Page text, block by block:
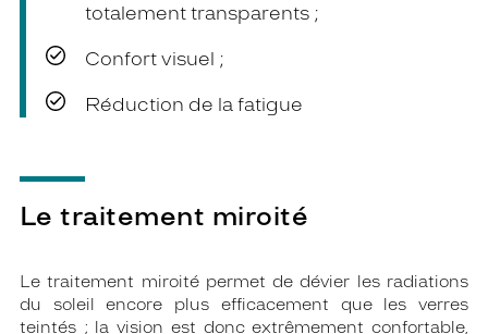
totalement transparents ;
Confort visuel ;
Réduction de la fatigue
Le traitement miroité
Le traitement miroité permet de dévier les radiations
du soleil encore plus efficacement que les verres
teintés ; la vision est donc extrêmement confortable,